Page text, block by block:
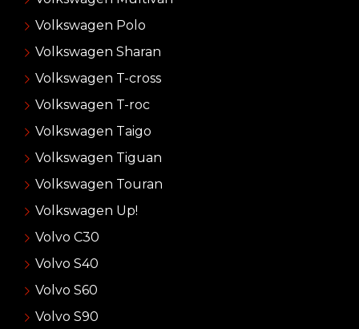
Volkswagen Polo
Volkswagen Sharan
Volkswagen T-cross
Volkswagen T-roc
Volkswagen Taigo
Volkswagen Tiguan
Volkswagen Touran
Volkswagen Up!
Volvo C30
Volvo S40
Volvo S60
Volvo S90